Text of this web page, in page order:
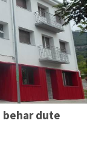
behar dute